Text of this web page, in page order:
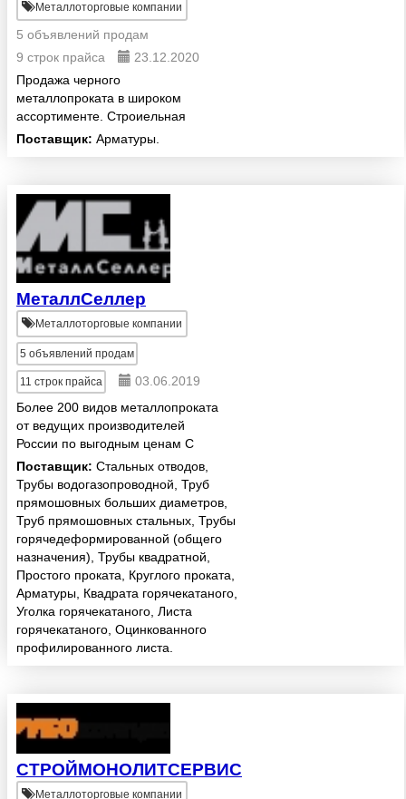
Металлоторговые компании
5 объявлений продам
9 строк прайса
23.12.2020
Продажа черного
металлопроката в широком
ассортименте. Строиельная
арматура (арматура А3) по
Поставщик: Арматуры.
МеталлСеллер
Металлоторговые компании
5 объявлений продам
11 строк прайса
03.06.2019
Более 200 видов металлопроката
от ведущих производителей
России по выгодным ценам С
доставкой точно в срок по Москве
и МО. Индивидуальное
сопровождение личным
менеджером. Каждый месяц Вы
выделяете б...
Поставщик: Стальных отводов,
Трубы водогазопроводной, Труб
прямошовных больших диаметров,
Труб прямошовных стальных, Трубы
горячедеформированной (общего
назначения), Трубы квадратной,
Простого проката, Круглого проката,
Арматуры, Квадрата горячекатаного,
Уголка горячекатаного, Листа
горячекатаного, Оцинкованного
профилированного листа.
СТРОЙМОНОЛИТСЕРВИС
Металлоторговые компании